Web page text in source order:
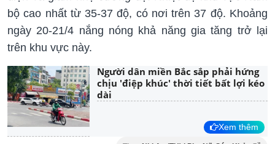
bộ cao nhất từ 35-37 độ, có nơi trên 37 độ. Khoảng
ngày 20-21/4 nắng nóng khả năng gia tăng trở lại
trên khu vực này.
Người dân miền Bắc sắp phải hứng
chịu 'điệp khúc' thời tiết bất lợi kéo
dài
Xem thêm